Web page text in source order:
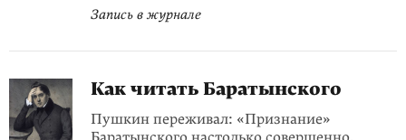
Запись в журнале
Как читать Баратынского
Пушкин переживал: «Признание»